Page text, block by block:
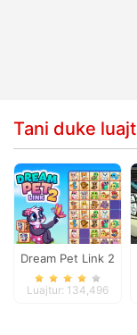
Tani duke
Dream Pet Link 2
Luajtur: 134,496